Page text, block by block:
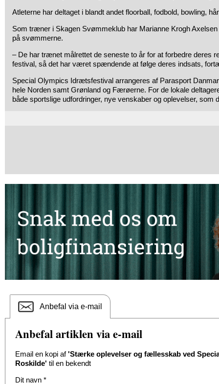
Atleterne har deltaget i blandt andet floorball, fodbold, bowling,
Som træner i Skagen Svømmeklub har Marianne Krogh
på svømmerne.
– De har trænet målrettet de seneste to år for at forbedre deres
festival, så det har været spændende at følge deres indsats,
Special Olympics Idrætsfestival arrangeres af Parasport
hele Norden samt Grønland og Færøerne. For de lokale
både sportslige udfordringer, nye venskaber og oplevelser, som
Anbefal via e-mail
Anbefal artiklen via e-mail
Email en kopi af'Stærke oplevelser og fællesskab ved
Roskilde' til en bekendt
Dit navn *